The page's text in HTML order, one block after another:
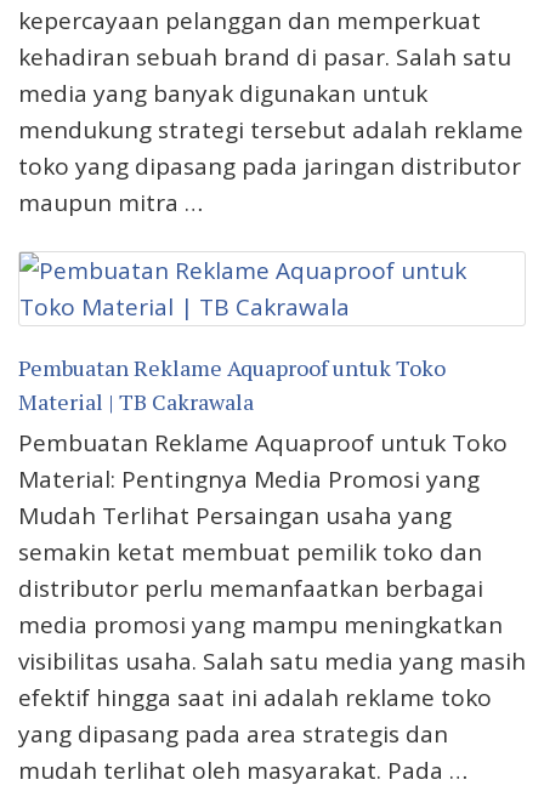
kepercayaan pelanggan dan memperkuat
kehadiran sebuah brand di pasar. Salah satu
media yang banyak digunakan untuk
mendukung strategi tersebut adalah reklame
toko yang dipasang pada jaringan distributor
maupun mitra …
Pembuatan Reklame Aquaproof untuk Toko
Material | TB Cakrawala
Pembuatan Reklame Aquaproof untuk Toko
Material: Pentingnya Media Promosi yang
Mudah Terlihat Persaingan usaha yang
semakin ketat membuat pemilik toko dan
distributor perlu memanfaatkan berbagai
media promosi yang mampu meningkatkan
visibilitas usaha. Salah satu media yang masih
efektif hingga saat ini adalah reklame toko
yang dipasang pada area strategis dan
mudah terlihat oleh masyarakat. Pada …